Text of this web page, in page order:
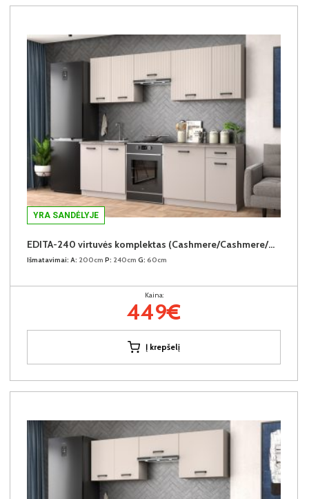
YRA SANDĖLYJE
EDITA-240 virtuvės komplektas (Cashmere/Cashmere/Dark Atelier)
Išmatavimai: A: 200cm P: 240cm G: 60cm
Kaina:
449€
Į krepšelį